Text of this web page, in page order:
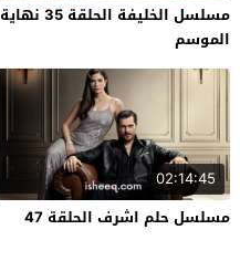
مسلسل الخليفة الحلقة 35 نهاية
الموسم
02:14:45
مسلسل حلم اشرف الحلقة 47